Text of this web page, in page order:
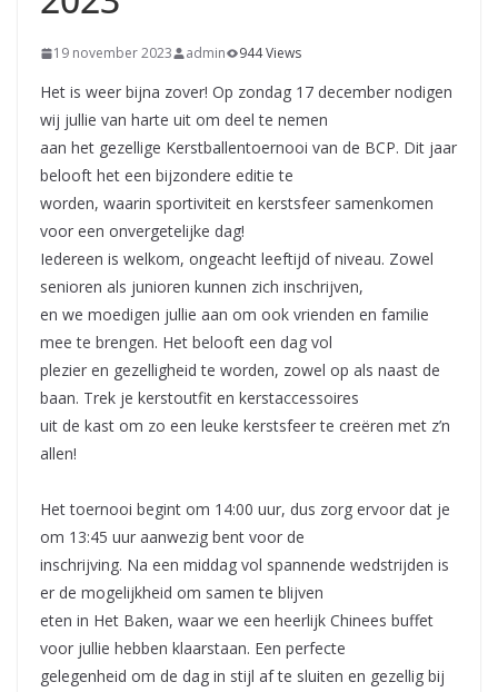
19 november 2023 admin 944 Views
Het is weer bijna zover! Op zondag 17 december nodigen
wij jullie van harte uit om deel te nemen
aan het gezellige Kerstballentoernooi van de BCP. Dit jaar
belooft het een bijzondere editie te
worden, waarin sportiviteit en kerstsfeer samenkomen
voor een onvergetelijke dag!
Iedereen is welkom, ongeacht leeftijd of niveau. Zowel
senioren als junioren kunnen zich inschrijven,
en we moedigen jullie aan om ook vrienden en familie
mee te brengen. Het belooft een dag vol
plezier en gezelligheid te worden, zowel op als naast de
baan. Trek je kerstoutfit en kerstaccessoires
uit de kast om zo een leuke kerstsfeer te creëren met z’n
allen!
Het toernooi begint om 14:00 uur, dus zorg ervoor dat je
om 13:45 uur aanwezig bent voor de
inschrijving. Na een middag vol spannende wedstrijden is
er de mogelijkheid om samen te blijven
eten in Het Baken, waar we een heerlijk Chinees buffet
voor jullie hebben klaarstaan. Een perfecte
gelegenheid om de dag in stijl af te sluiten en gezellig bij